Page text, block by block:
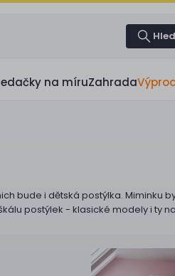
na míruZahrada
bude i dětská postýlka.
postýlek - klasické modely i ty